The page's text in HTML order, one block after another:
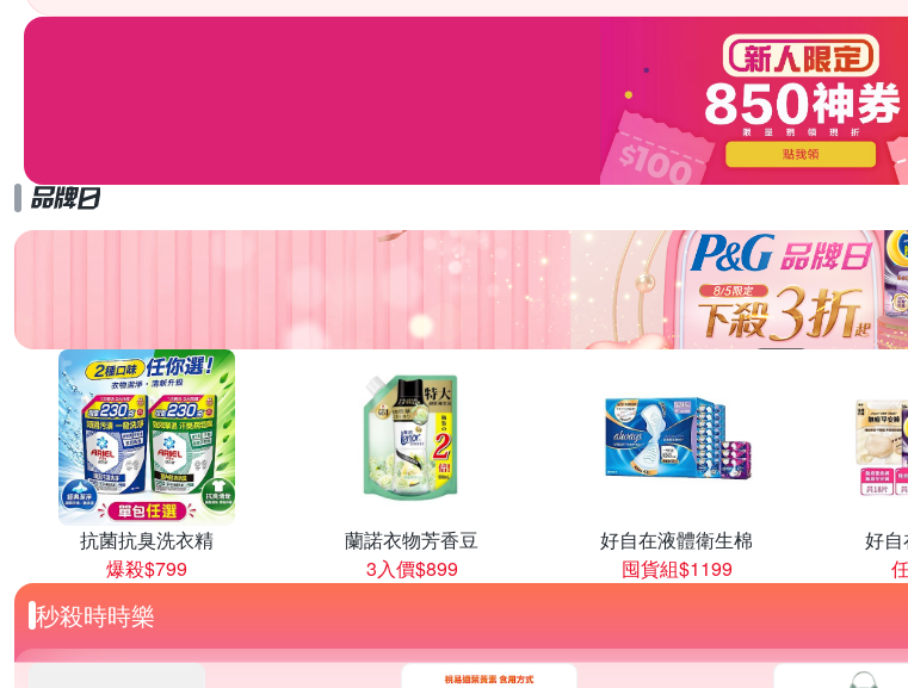
抗菌抗臭洗衣精
爆殺$799
蘭諾衣物芳香豆
3入價$899
好自在液體衛生棉
囤貨組$1199
好
秒殺時時樂